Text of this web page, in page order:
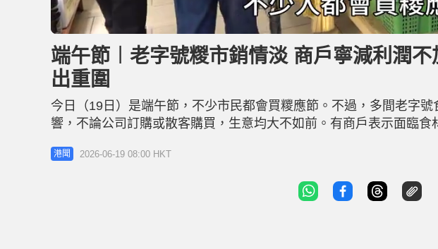
U
n
u
t
e
o
d
e
d
6
%
端午節︱老字號糉市銷情淡 商戶寧減利潤
出重圍
今日（19日）是端午節，不少市民都會買糭應節。不過，多間老字
響，不論公司訂購或散客購買，生意均大不如前。有商戶表示面臨
「咬緊牙關」凍結售價。同時，亦有商戶透過開拓網購市場、推出
路線谷銷情 九龍城老字號「永富食品公司」負責人陳錦輝透露，今
港聞 2026-06-19 08:00 HKT